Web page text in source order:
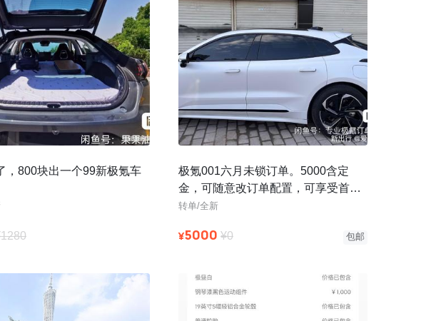
，800块出一个99新极氪车
极氪001六月未锁订单。5000含定
金，可随意改订单配置，可享受首任
车主权益，交付地全国任选，重庆可
转单/全新
¥5000 ¥0 包邮